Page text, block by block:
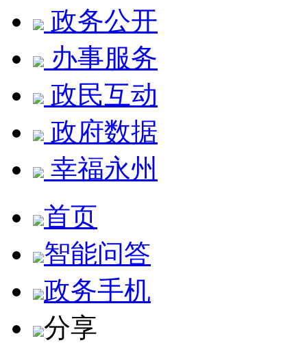
政务公开
办事服务
政民互动
政府数据
幸福永州
首页
智能问答
政务手机
分享